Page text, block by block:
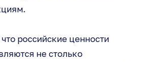
российские ценности
не столько